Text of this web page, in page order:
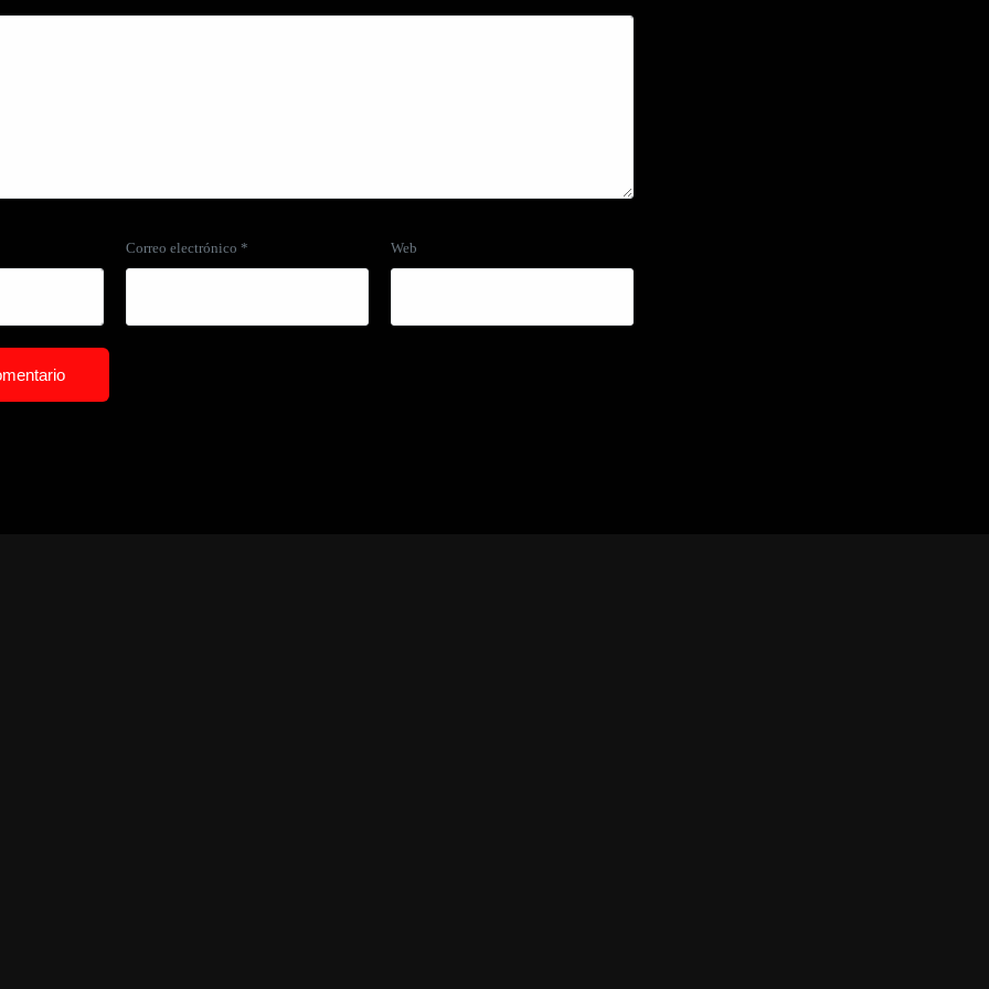
Correo electrónico * Web